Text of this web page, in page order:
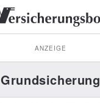
ANZEIGE
Grundsicherung